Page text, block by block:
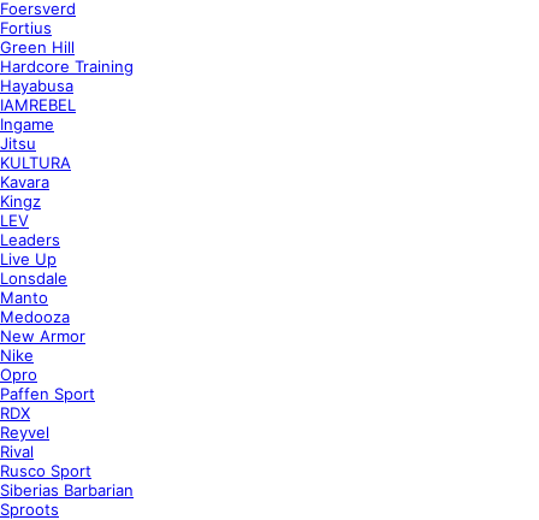
Foersverd
Fortius
Green Hill
Hardcore Training
Hayabusa
IAMREBEL
Ingame
Jitsu
KULTURA
Kavara
Kingz
LEV
Leaders
Live Up
Lonsdale
Manto
Medooza
New Armor
Nike
Opro
Paffen Sport
RDX
Reyvel
Rival
Rusco Sport
Siberias Barbarian
Sproots